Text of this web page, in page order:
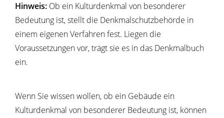
Hinweis: Ob ein Kulturdenkmal von besonderer
Bedeutung ist, stellt die Denkmalschutzbehörde in
einem eigenen Verfahren fest. Liegen die
Voraussetzungen vor, trägt sie es in das Denkmalbuch
ein.
Wenn Sie wissen wollen, ob ein Gebäude ein
Kulturdenkmal von besonderer Bedeutung ist, können